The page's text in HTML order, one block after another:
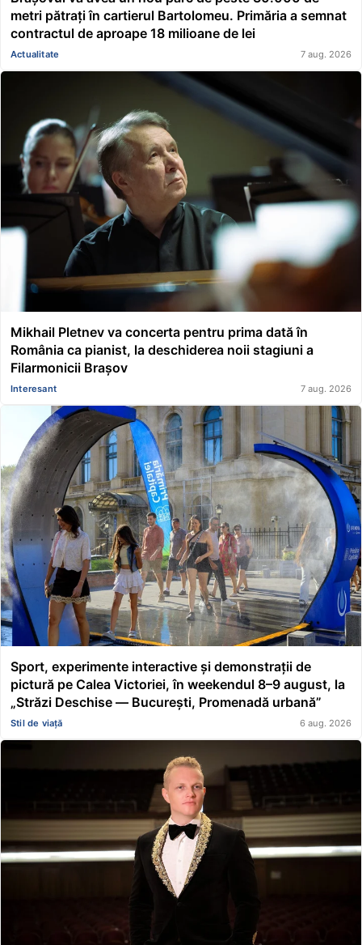
metri pătrați în cartierul Bartolomeu. Primăria a semnat
contractul de aproape 18 milioane de lei
Actualitate 7 aug. 2026
Mikhail Pletnev va concerta pentru prima dată în
România ca pianist, la deschiderea noii stagiuni a
Filarmonicii Brașov
Interesant 7 aug. 2026
Sport, experimente interactive și demonstrații de
pictură pe Calea Victoriei, în weekendul 8–9 august, la
„Străzi Deschise — București, Promenadă urbană”
Stil de viață 6 aug. 2026